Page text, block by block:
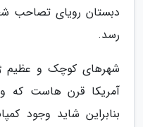
دبستان رویای تصاحب
رسد.
شهرهای کوچک و عظیم
آمریکا قرن هاست که
بنابراین شاید وجود